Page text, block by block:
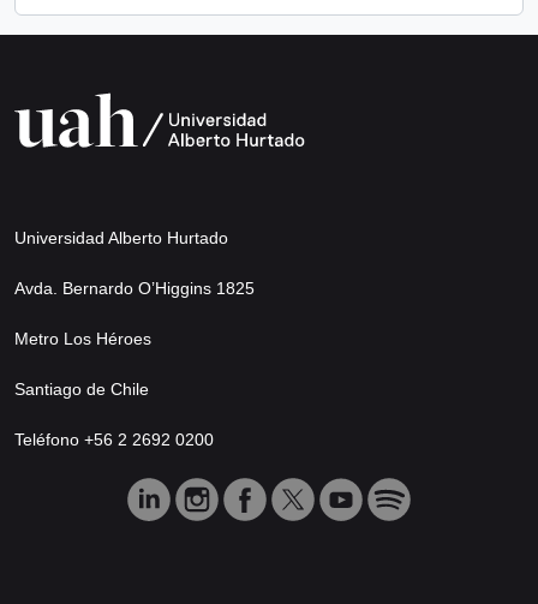
Universidad Alberto Hurtado
Avda. Bernardo O’Higgins 1825
Metro Los Héroes
Santiago de Chile
Teléfono +56 2 2692 0200